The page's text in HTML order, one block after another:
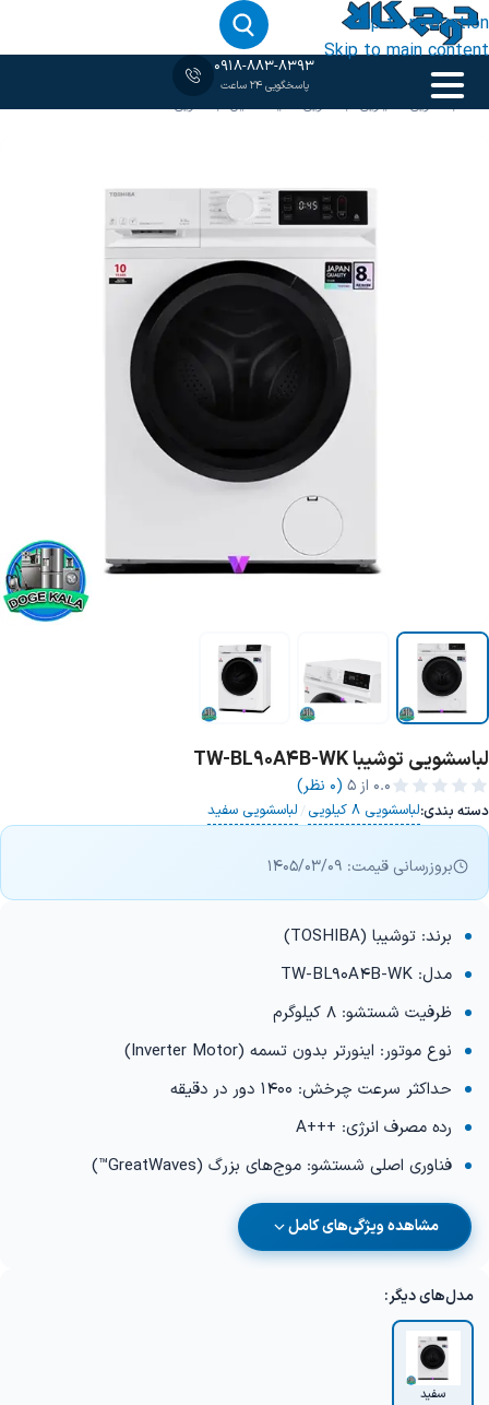
Skip to navigation
Skip to main content
0918-883-8393
پاسخگویی 24 ساعت
خانه‹لباسشویی 8 کیلویی /لباسشویی سفید/ماشین لباسشویی
لباسشویی توشیبا TW-BL90A4B-WK
0.0 از ۵ (0 نظر)
دسته بندی:لباسشویی 8 کیلویی / لباسشویی سفید
بروزرسانی قیمت: 1405/03/09
برند: توشیبا (TOSHIBA)
مدل: TW-BL90A4B-WK
ظرفیت شستشو: 8 کیلوگرم
نوع موتور: اینورتر بدون تسمه (Inverter Motor)
حداکثر سرعت چرخش: 1400 دور در دقیقه
رده مصرف انرژی: +++A
فناوری اصلی شستشو: موج‌های بزرگ (GreatWaves™)
مشاهده ویژگی‌های کامل
مدل‌های دیگر:
سفید